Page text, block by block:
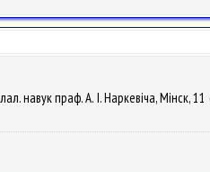
навук праф. А. І. Наркевіча, Мінск, 11